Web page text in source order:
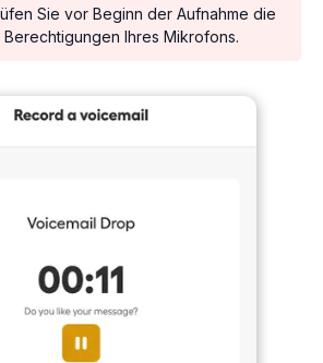
Sie vor Beginn der Aufnahme die
Ihres Mikrofons.